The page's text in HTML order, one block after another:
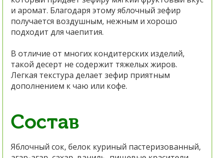
и аромат. Благодаря этому яблочный зефир
получается воздушным, нежным и хорошо
подходит для чаепития.
В отличие от многих кондитерских изделий,
такой десерт не содержит тяжелых жиров.
Легкая текстура делает зефир приятным
дополнением к чаю или кофе.
Состав
Яблочный сок, белок куриный пастеризованный,